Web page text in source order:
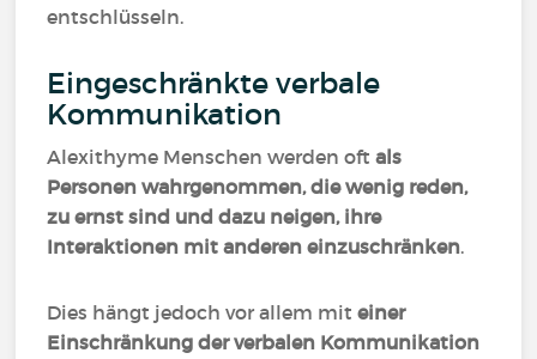
entschlüsseln.
Eingeschränkte verbale
Kommunikation
Alexithyme Menschen werden oftals
Personen wahrgenommen, die wenig reden,
zu ernst sind und dazu neigen, ihre
Interaktionen mit anderen einzuschränken.
Dies hängt jedoch vor allem miteiner
Einschränkung der verbalen Kommunikation